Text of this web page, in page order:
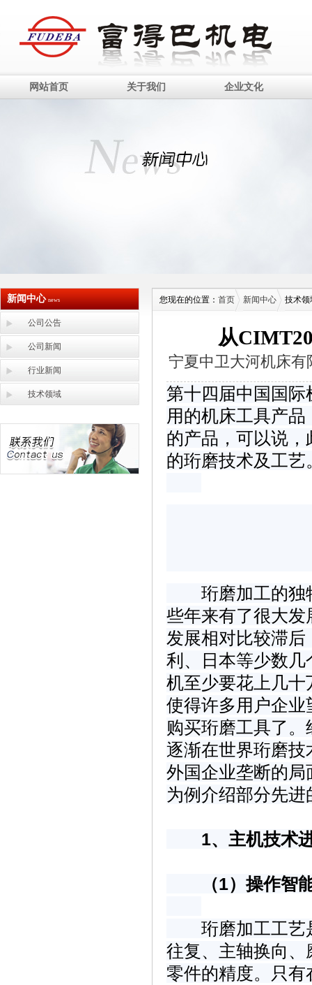
网站首页 关于我们 企业文化
新闻中心 news
公司公告
公司新闻
行业新闻
技术领域
您现在的位置： 首页 新闻中心 技术领
从
宁夏中卫大河机床有
第十四届中国国
用的机床工具产
的产品，可以说
的珩磨技术及工艺
珩磨加工的独特
些年来有了很大
发展相对比较滞
利、日本等少数
机至少要花上几
使得许多用户企
购买珩磨工具了
逐渐在世界珩磨
外国企业垄断的
为例介绍部分先
1、主机技术
（1）操作智
珩磨加工工艺是
往复、主轴换向
零件的精度。只